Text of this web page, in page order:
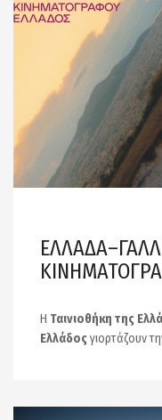
Η Ταινιοθήκη της
Ελλάδοςγιορτάζουν